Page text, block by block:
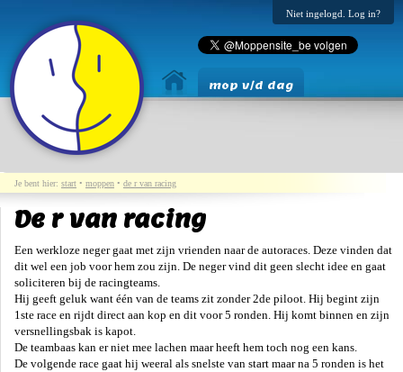
Niet ingelogd. Log in?
mop v/d dag
Je bent hier: start • moppen • de r van racing
De r van racing
Een werkloze neger gaat met zijn vrienden naar de autoraces. Deze vinden dat
dit wel een job voor hem zou zijn. De neger vind dit geen slecht idee en gaat
soliciteren bij de racingteams.
Hij geeft geluk want één van de teams zit zonder 2de piloot. Hij begint zijn
1ste race en rijdt direct aan kop en dit voor 5 ronden. Hij komt binnen en zijn
versnellingsbak is kapot.
De teambaas kan er niet mee lachen maar heeft hem toch nog een kans.
De volgende race gaat hij weeral als snelste van start maar na 5 ronden is het